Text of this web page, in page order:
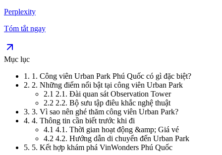
Perplexity
Tóm tắt ngay
Mục lục
1 . 1. Công viên Urban Park Phú Quốc có gì đặc biệt?
2. 2. Những điểm nổi bật tại công viên Urban Park
2.1 2.1. Đài quan sát Observation Tower
2.2 2.2. Bộ sưu tập điêu khắc nghệ thuật
3. 3. Vì sao nên ghé thăm công viên Urban Park?
4. 4. Thông tin cần biết trước khi đi
4.1 4.1. Thời gian hoạt động &amp; Giá vé
4.2 4.2. Hướng dẫn di chuyển đến Urban Park
5. 5. Kết hợp khám phá VinWonders Phú Quốc